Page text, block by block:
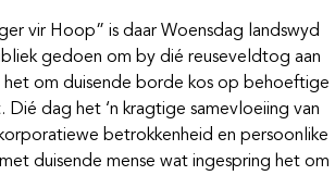
vir Hoop” is daar Woensdag landswyd
gedoen om by dié reuseveldtog aan
om duisende borde kos op behoeftige
Dié dag het ‘n kragtige samevloeiing van
betrokkenheid en persoonlike
duisende mense wat ingespring het om